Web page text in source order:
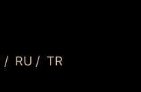
/ RU / TR